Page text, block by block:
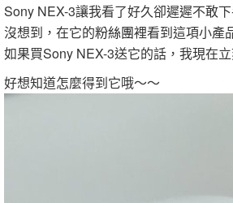
Sony NEX-3讓我看了好久卻遲遲不敢
沒想到，在它的粉絲團裡看到這項小產
如果買Sony NEX-3送它的話，我現在
好想知道怎麼得到它哦～～